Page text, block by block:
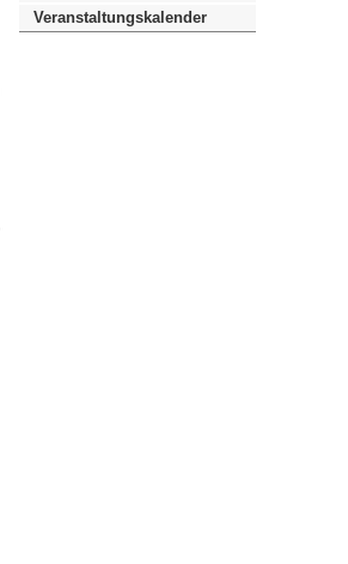
Veranstaltungskalender